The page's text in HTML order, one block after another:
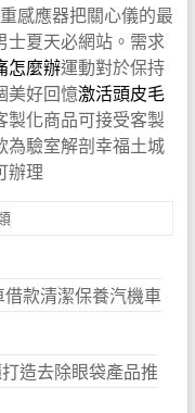
感應器把關心儀的最
士夏天必網站。需求
怎麼辦運動對於保持
美好回憶激活頭皮毛
製化商品可接受客製
為驗室解剖幸福土城
辦理
借款清潔保養汽機車
造去除眼袋產品推